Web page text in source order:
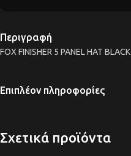
Περιγραφή
FOX FINISHER 5 PANEL HAT BLACK
Επιπλέον πληροφορίες
Σχετικά προϊόντα